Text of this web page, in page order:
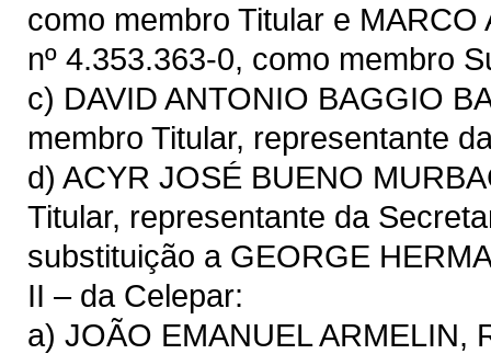
como membro Titular e
nº 4.353.363-0, como membro
c) DAVID ANTONIO BAGGIO
membro Titular, representante
d) ACYR JOSÉ BUENO
Titular, representante da
substituição a GEORGE
II – da Celepar:
a) JOÃO EMANUEL ARMELIN,